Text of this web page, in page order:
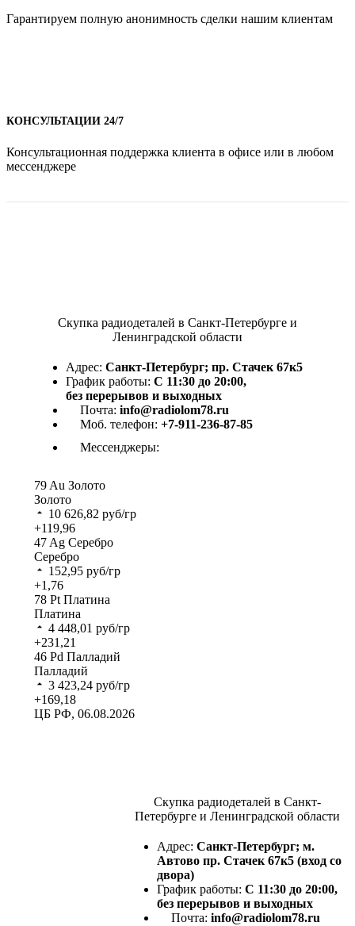
Гарантируем полную анонимность сделки нашим клиентам
КОНСУЛЬТАЦИИ 24/7
Консультационная поддержка клиента в офисе или в любом
мессенджере
Скупка радиодеталей в Санкт-Петербурге и
Ленинградской области
Адрес: Санкт-Петербург; пр. Стачек 67к5
График работы: С 11:30 до 20:00,
без перерывов и выходных
Почта: info@radiolom78.ru
Моб. телефон: +7-911-236-87-85
Мессенджеры:
79Au Золото
Золото
10 626,82 руб/гр
+119,96
47Ag Серебро
Серебро
152,95 руб/гр
+1,76
78 Pt Платина
Платина
4 448,01 руб/гр
+231,21
46 Pd Палладий
Палладий
3 423,24 руб/гр
+169,18
ЦБ РФ, 06.08.2026
Скупка радиодеталей в Санкт-
Петербурге и Ленинградской области
Адрес: Санкт-Петербург; м.
Автово пр. Стачек 67к5 (вход со
двора)
График работы: С 11:30 до 20:00,
без перерывов и выходных
Почта: info@radiolom78.ru